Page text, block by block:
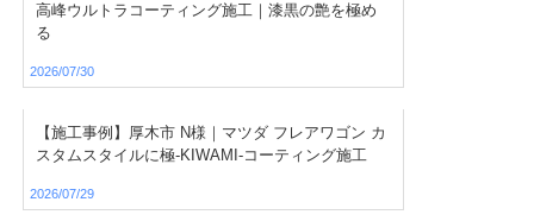
高峰ウルトラコーティング施工｜漆黒の艶を極め
る
2026/07/30
【施工事例】厚木市 N様｜マツダ フレアワゴン カ
スタムスタイルに極-KIWAMI-コーティング施工
2026/07/29